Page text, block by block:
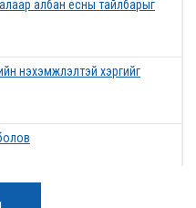
албан ёсны тайлбарыг
нэхэмжлэлтэй хэргийг